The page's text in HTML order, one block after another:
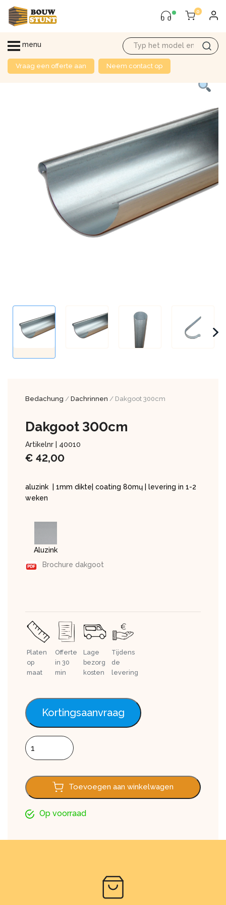
0
menu
Vraag een offerte aan Neem contact op
Bedachung / Dachrinnen / Dakgoot 300cm
Dakgoot 300cm
Artikelnr | 40010
€ 42,00
aluzink | 1mm dikte| coating 80mų | levering in 1-2
weken
Aluzink
Brochure dakgoot
Platen
op
maat
Offerte
in 30
min
Lage
bezorg
kosten
Tijdens
de
levering
Kortingsaanvraag
Dakgoot 300cm aantal
Toevoegen aan winkelwagen
Op voorraad